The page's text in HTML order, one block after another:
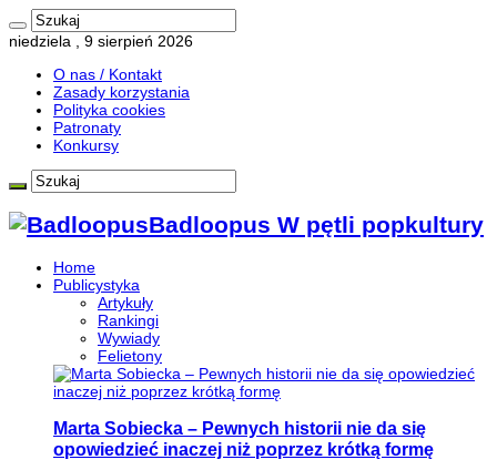
niedziela , 9 sierpień 2026
O nas / Kontakt
Zasady korzystania
Polityka cookies
Patronaty
Konkursy
Badloopus W pętli popkultury
Home
Publicystyka
Artykuły
Rankingi
Wywiady
Felietony
Marta Sobiecka – Pewnych historii nie da się
opowiedzieć inaczej niż poprzez krótką formę